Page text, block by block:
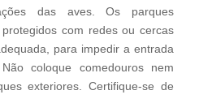
das aves. Os parques
com redes ou cercas
para impedir a entrada
coloque comedouros nem
exteriores. Certifique-se de